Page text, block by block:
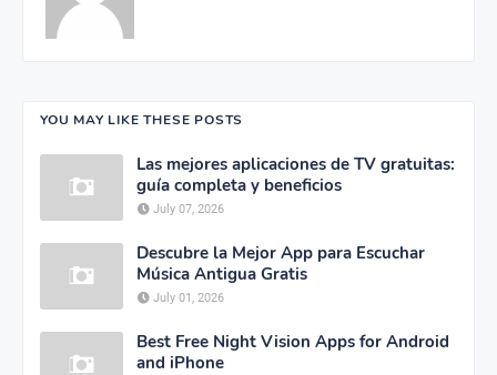
YOU MAY LIKE THESE POSTS
Las mejores aplicaciones de TV gratuitas:
guía completa y beneficios
July 07, 2026
Descubre la Mejor App para Escuchar
Música Antigua Gratis
July 01, 2026
Best Free Night Vision Apps for Android
and iPhone